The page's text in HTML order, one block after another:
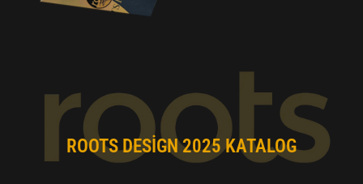
ROOTS DESIGN 2025 KATALOG